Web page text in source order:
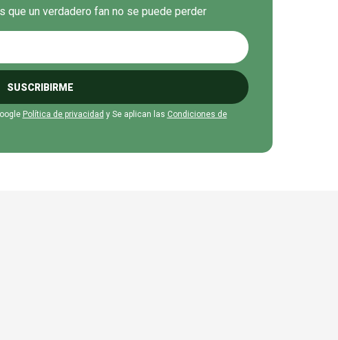
un verdadero fan no se puede perder
SUSCRIBIRME
Política de privacidad y Se aplican las Condiciones de